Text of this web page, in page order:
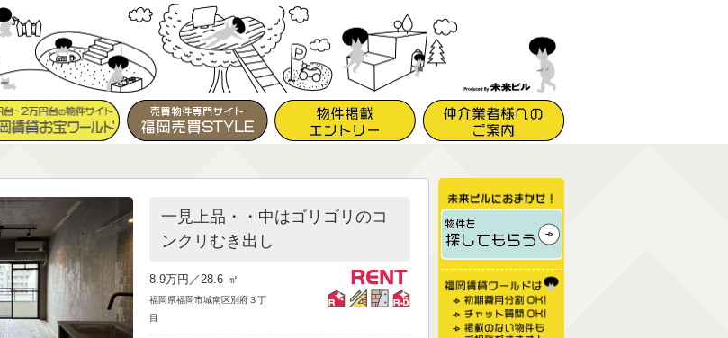
一見上品・・中はゴリゴリのコ
ンクリむき出し
8.9万円／ 28.6 ㎡
福岡県福岡市城南区別府３丁
目